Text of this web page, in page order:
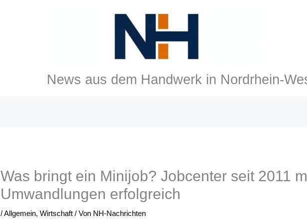
News aus dem Handwerk in Nordrhein-
Was bringt ein Minijob? Jobcenter seit 2011
Umwandlungen erfolgreich
/Allgemein,Wirtschaft / Von NH-Nachrichten